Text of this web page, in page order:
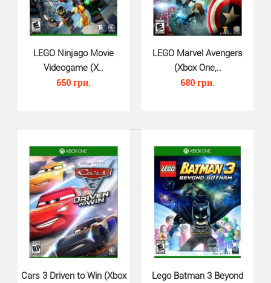
увлечен в..
LEGO Marvel Super Heroes (Xbox ..
590 грн.
LEGO Ninjago Movie
Videogame (X..
650 грн.
LEGO Marvel Avengers
(Xbox One,..
680 грн.
Cars 3 Driven to Win (Xbox
Lego Batman 3 Beyond